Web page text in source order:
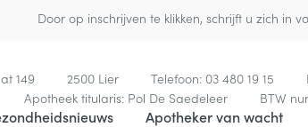
Door op inschrijven te klikken, schrijft u zich in
149 2500 Lier Telefoon: 03 480 19 15
Apotheek titularis: Pol De Saedeleer BTW
Apotheker van wacht